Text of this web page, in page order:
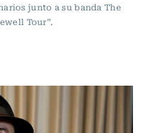
junto a su banda The
Tour”.